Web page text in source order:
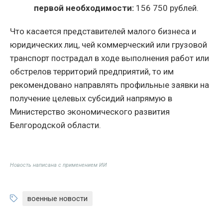
первой необходимости: 156 750 рублей.
Что касается представителей малого бизнеса и
юридических лиц, чей коммерческий или грузовой
транспорт пострадал в ходе выполнения работ или
обстрелов территорий предприятий, то им
рекомендовано направлять профильные заявки на
получение целевых субсидий напрямую в
Министерство экономического развития
Белгородской области.
Новость написана с применением ИИ
военные новости